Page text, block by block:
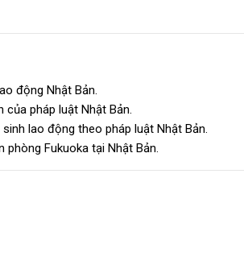
động Nhật Bản.
pháp luật Nhật Bản.
lao động theo pháp luật Nhật Bản.
Fukuoka tại Nhật Bản.